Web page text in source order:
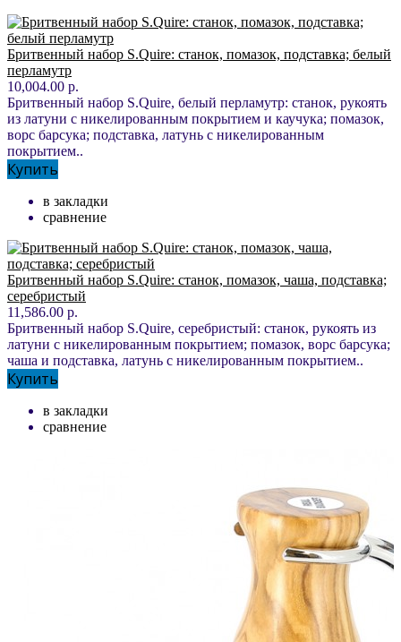
Бритвенный набор S.Quire: станок, помазок, подставка; белый
перламутр
10,004.00 р.
Бритвенный набор S.Quire, белый перламутр: станок, рукоять
из латуни с никелированным покрытием и каучука; помазок,
ворс барсука; подставка, латунь с никелированным
покрытием..
Купить
в закладки
сравнение
Бритвенный набор S.Quire: станок, помазок, чаша, подставка;
серебристый
11,586.00 р.
Бритвенный набор S.Quire, серебристый: станок, рукоять из
латуни с никелированным покрытием; помазок, ворс барсука;
чаша и подставка, латунь с никелированным покрытием..
Купить
в закладки
сравнение